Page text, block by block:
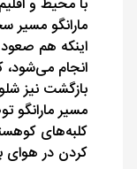
با محیط و
مارانگو مسیر
اینکه هم
انجام می‌شود،
بازگشت نیز
مسیر مارانگو
کلبه‌های
کردن در هوای